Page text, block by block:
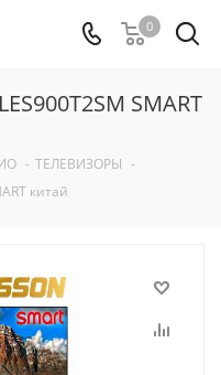
0
SMART
- ТЕЛЕВИЗОРЫ -
китай